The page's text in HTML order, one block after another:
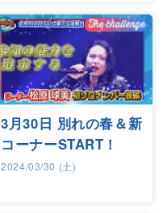
3月30日 別れの春＆新
コーナーSTART！
2024/03/30 (土)